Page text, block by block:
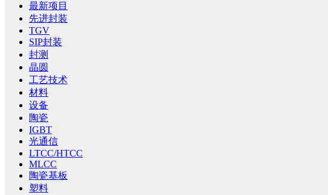
最新项目
先进封装
TGV
SIP封装
封测
晶圆
工艺技术
材料
设备
陶瓷
IGBT
光通信
LTCC/HTCC
MLCC
陶瓷基板
塑料